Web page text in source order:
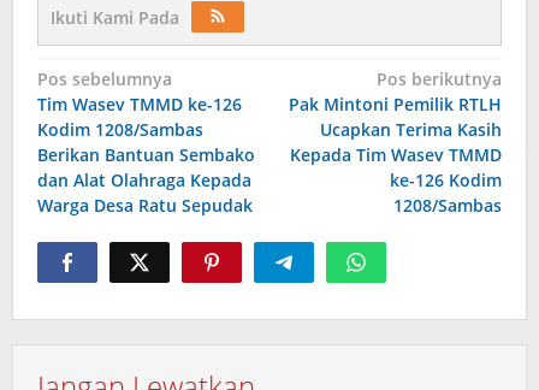
Ikuti Kami Pada
Navigasi
pos
Pos sebelumnya
Tim Wasev TMMD ke-126
Kodim 1208/Sambas
Berikan Bantuan Sembako
dan Alat Olahraga Kepada
Warga Desa Ratu Sepudak
Pos berikutnya
Pak Mintoni Pemilik RTLH
Ucapkan Terima Kasih
Kepada Tim Wasev TMMD
ke-126 Kodim
1208/Sambas